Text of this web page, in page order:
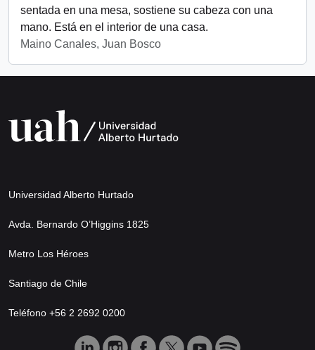
sentada en una mesa, sostiene su cabeza con una
mano. Está en el interior de una casa.
Maino Canales, Juan Bosco
Universidad Alberto Hurtado
Avda. Bernardo O’Higgins 1825
Metro Los Héroes
Santiago de Chile
Teléfono +56 2 2692 0200